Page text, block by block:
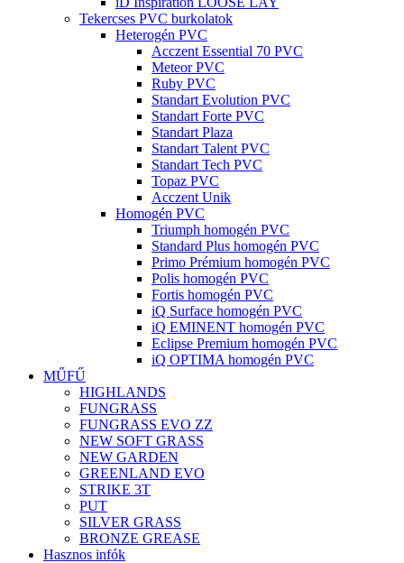
Tekercses PVC burkolatok
Heterogén PVC
Acczent Essential 70 PVC
Meteor PVC
Ruby PVC
Standart Evolution PVC
Standart Forte PVC
Standart Plaza
Standart Talent PVC
Standart Tech PVC
Topaz PVC
Acczent Unik
Homogén PVC
Triumph homogén PVC
Standard Plus homogén PVC
Primo Prémium homogén PVC
Polis homogén PVC
Fortis homogén PVC
iQ Surface homogén PVC
iQ EMINENT homogén PVC
Eclipse Premium homogén PVC
iQ OPTIMA homogén PVC
MŰFŰ
HIGHLANDS
FUNGRASS
FUNGRASS EVO ZZ
NEW SOFT GRASS
NEW GARDEN
GREENLAND EVO
STRIKE 3T
PUT
SILVER GRASS
BRONZE GREASE
Hasznos infók